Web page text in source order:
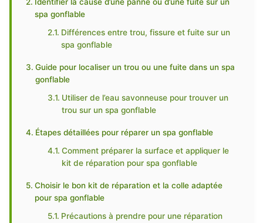
spa gonflable
Différences entre trou, fissure et fuite sur un
spa gonflable
Guide pour localiser un trou ou une fuite dans un spa
gonflable
Utiliser de l’eau savonneuse pour trouver un
trou sur un spa gonflable
Étapes détaillées pour réparer un spa gonflable
Comment préparer la surface et appliquer le
kit de réparation pour spa gonflable
Choisir le bon kit de réparation et la colle adaptée
pour spa gonflable
Précautions à prendre pour une réparation